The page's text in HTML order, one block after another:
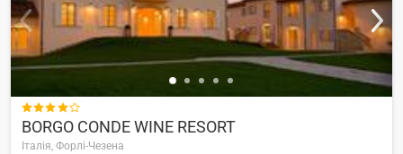

BORGO CONDE WINE RESORT
Італія, Форлі-Чезена